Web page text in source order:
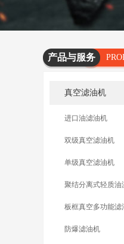
产品与服务
真空滤油机
进口油滤油机
双级真空滤油机
单级真空滤油机
聚结分离式轻质油
板框真空多功能滤
防爆滤油机